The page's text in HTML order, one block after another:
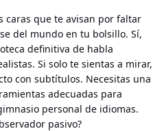
caras que te avisan por faltar
del mundo en tu bolsillo. Sí,
definitiva de habla
Si solo te sientas a mirar,
con subtítulos. Necesitas una
adecuadas para
personal de idiomas.
pasivo?